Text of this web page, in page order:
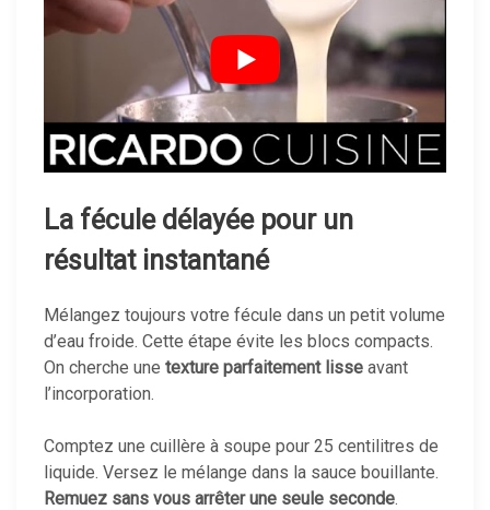
La fécule délayée pour un
résultat instantané
Mélangez toujours votre fécule dans un petit volume
d’eau froide. Cette étape évite les blocs compacts.
On cherche une texture parfaitement lisse avant
l’incorporation.
Comptez une cuillère à soupe pour 25 centilitres de
liquide. Versez le mélange dans la sauce bouillante.
Remuez sans vous arrêter une seule seconde.